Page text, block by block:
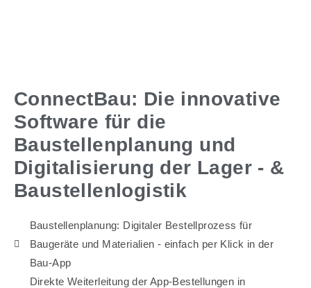
ConnectBau: Die innovative
Software für die
Baustellenplanung und
Digitalisierung der Lager - &
Baustellenlogistik
Baustellenplanung: Digitaler Bestellprozess für
Baugeräte und Materialien - einfach per Klick in der
Bau-App
Direkte Weiterleitung der App-Bestellungen in